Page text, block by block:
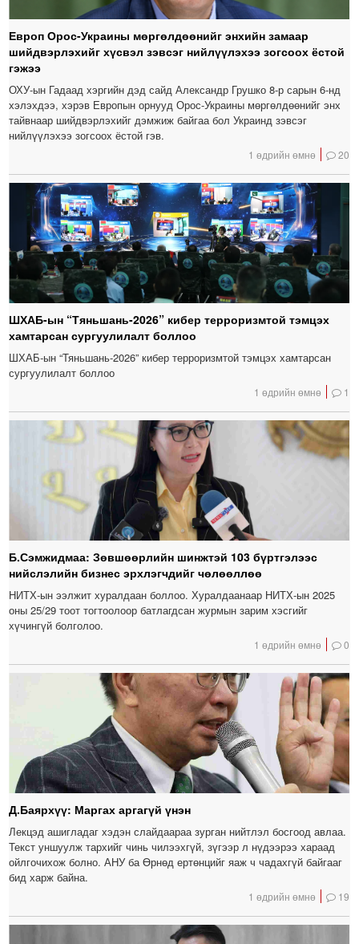
Европ Орос-Украины мөргөлдөөнийг энхийн замаар
шийдвэрлэхийг хүсвэл зэвсэг нийлүүлэхээ зогсоох ёстой
гэжээ
ОХУ-ын Гадаад хэргийн дэд сайд Александр Грушко 8-р сарын 6-нд
хэлэхдээ, хэрэв Европын орнууд Орос-Украины мөргөлдөөнийг энх
тайвнаар шийдвэрлэхийг дэмжиж байгаа бол Украинд зэвсэг
нийлүүлэхээ зогсоох ёстой гэв.
1 өдрийн өмнө 20
ШХАБ-ын “Тяньшань-2026” кибер терроризмтой тэмцэх
хамтарсан сургуулилалт боллоо
ШХАБ-ын “Тяньшань-2026” кибер терроризмтой тэмцэх хамтарсан
сургуулилалт боллоо
1 өдрийн өмнө 1
Б.Сэмжидмаа: Зөвшөөрлийн шинжтэй 103 бүртгэлээс
нийслэлийн бизнес эрхлэгчдийг чөлөөллөө
НИТХ-ын ээлжит хуралдаан боллоо. Хуралдаанаар НИТХ-ын 2025
оны 25/29 тоот тогтоолоор батлагдсан журмын зарим хэсгийг
хүчингүй болголоо.
1 өдрийн өмнө 0
Д.Баярхүү: Маргах аргагүй үнэн
Лекцэд ашигладаг хэдэн слайдаараа зурган нийтлэл босгоод авлаа.
Текст уншуулж тархийг чинь чилээхгүй, зүгээр л нүдээрээ хараад
ойлгочихож болно. АНУ ба Өрнөд ертөнцийг яаж ч чадахгүй байгааг
бид харж байна.
1 өдрийн өмнө 19